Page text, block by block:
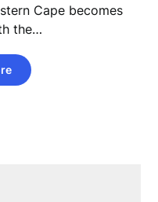
Cape becomes
the…